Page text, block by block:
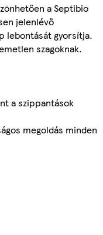
a Septibio
jelenlévő
lebontását gyorsítja.
szagoknak.
a szippantások
megoldás minden